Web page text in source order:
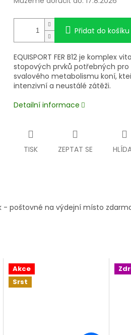
Přidat do košíku
EQUISPORT FER B12 je komplex
stopových prvků potřebných
svalového metabolismu koní,
intenzivní a neustálé zátěži.
Detailní informace
TISK ZEPTAT SE
- poštovné na výdejní místo
Akce
Srst